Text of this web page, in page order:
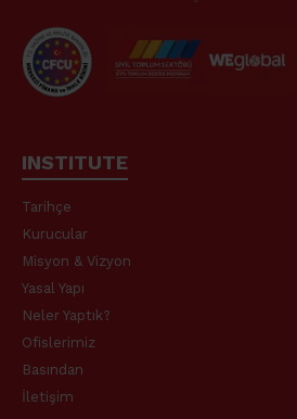
INSTITUTE
Tarihçe
Kurucular
Misyon & Vizyon
Yasal Yapı
Neler Yaptık?
Ofislerimiz
Basından
İletişim